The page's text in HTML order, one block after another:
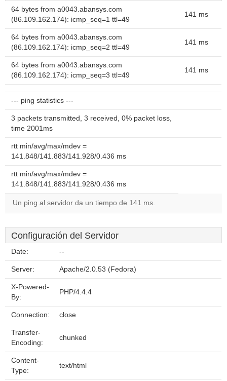
64 bytes from a0043.abansys.com
(86.109.162.174): icmp_seq=1 ttl=49
141 ms
64 bytes from a0043.abansys.com
(86.109.162.174): icmp_seq=2 ttl=49
141 ms
64 bytes from a0043.abansys.com
(86.109.162.174): icmp_seq=3 ttl=49
141 ms
--- ping statistics ---
3 packets transmitted, 3 received, 0% packet loss,
time 2001ms
rtt min/avg/max/mdev =
141.848/141.883/141.928/0.436 ms
rtt min/avg/max/mdev =
141.848/141.883/141.928/0.436 ms
Un ping al servidor da un tiempo de 141 ms.
Configuración del Servidor
Date: --
Server: Apache/2.0.53 (Fedora)
X-Powered-
By:
PHP/4.4.4
Connection: close
Transfer-
Encoding:
chunked
Content-
Type:
text/html